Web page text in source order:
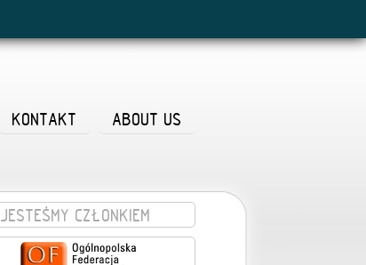
ABOUT US
KONTAKT
JESTEŚMY CZŁONKIEM